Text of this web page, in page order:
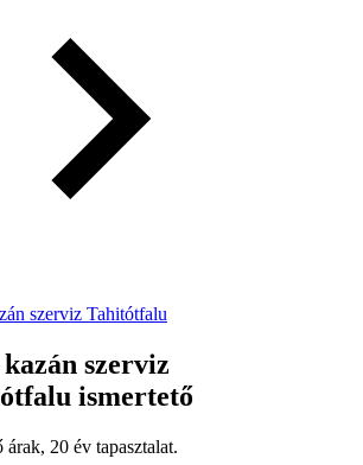
szerviz Tahitótfalu
szerviz
ismertető
árak, 20 év tapasztalat.